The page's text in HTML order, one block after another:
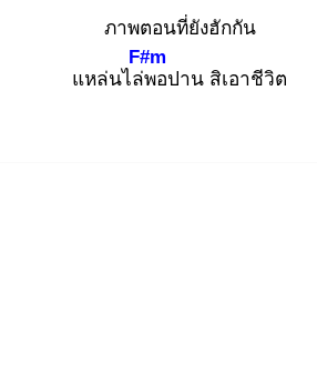
ภาพตอนที่ยังฮักกัน
แหล่นไล่พ
F#m
อปาน สิเอาชีวิต